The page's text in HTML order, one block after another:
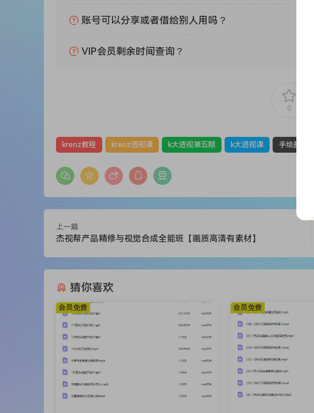
账号可以分享或者借给别人用吗？
VIP会员剩余时间查询？
0
krenz教程 krenz透视课 k大透视第五期 k大透视课 手绘基础课
上一篇
杰视帮产品精修与视觉合成全能班【画质高清有素材】
猜你喜欢
会员免费 会员免费